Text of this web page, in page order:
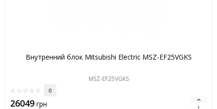
Внутренний блок Mitsubishi Electric MSZ-EF25VGKS
MSZ-EF25VGKS
0
26049 грн